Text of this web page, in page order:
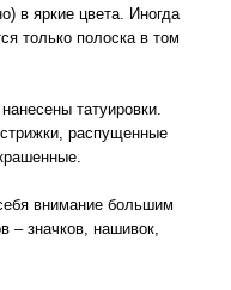
в яркие цвета. Иногда
только полоска в том
татуировки.
распущенные
внимание большим
– значков, нашивок,